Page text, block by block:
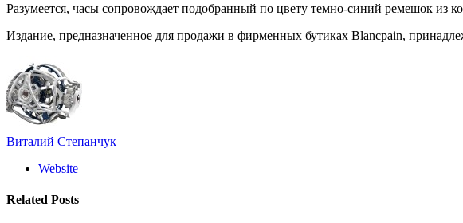
Разумеется, часы сопровождает подобранный по цвету темно-синий ремешок из
Издание, предназначенное для продажи в фирменных бутиках Blancpain,
Виталий Степанчук
Website
Related Posts